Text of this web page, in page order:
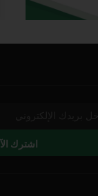
اشترك